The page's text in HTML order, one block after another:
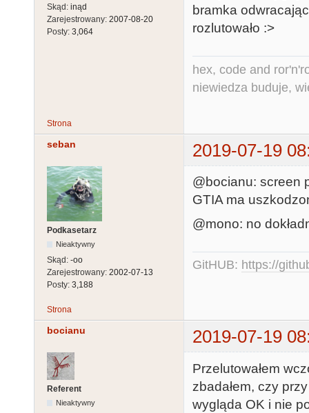
Skąd: inąd
Zarejestrowany: 2007-08-20
Posty: 3,064
bramka
rozlutowało :>
hex, code and
niewiedza buduje,
Strona
seban 2019-07-19
Podkasetarz
Nieaktywny
Skąd: -oo
Zarejestrowany: 2002-07-13
Posty: 3,188
@bocianu: screen
GTIA ma
@mono: no
GitHUB: https://
Strona
bocianu 2019-07-19
Referent
Nieaktywny
Przelutowałem
zbadałem, czy
wygląda OK i nie